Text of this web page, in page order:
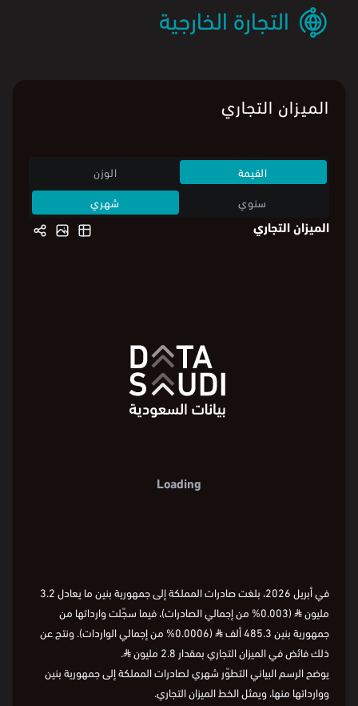
التجارة الخارجية
الميزان التجاري
القيمة
الوزن
سنوي
شهري
الميزان التجاري
Loading
في أبريل 2026، بلغت صادرات المملكة إلى جمهورية بنين ما يعادل 3.2
مليون⃁
(0.003% من إجمالي الصادرات)، فيما سجّلت وارداتها من
جمهورية بنين 485.3 ألف
⃁
(0.0006% من إجمالي الواردات). ونتج عن
ذلك فائض في الميزان التجاري بمقدار 2.8 مليون
⃁
.
يوضح الرسم البياني التطوّر شهري لصادرات المملكة إلى جمهورية بنين
ووارداتها منها، ويمثل الخط الميزان التجاري.